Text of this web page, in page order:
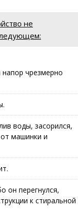
не
напор чрезмерно
воды, засорился,
машинки и
он перегнулся,
к стиральной